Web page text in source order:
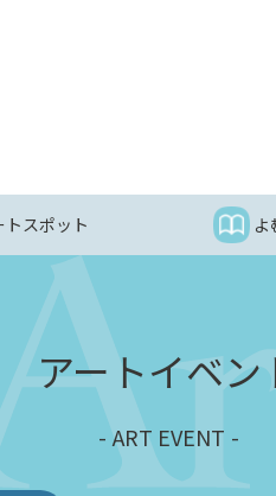
トスポット よ
アートイベン
ART EVENT